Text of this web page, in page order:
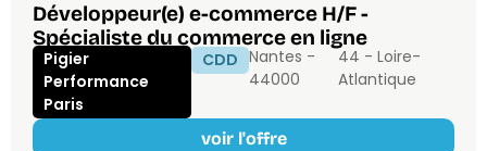
Développeur(e) e-commerce H/F -
Spécialiste du commerce en ligne
Pigier
Performance
Paris
CDD Nantes -
44000
44 - Loire-
Atlantique
voir l'offre